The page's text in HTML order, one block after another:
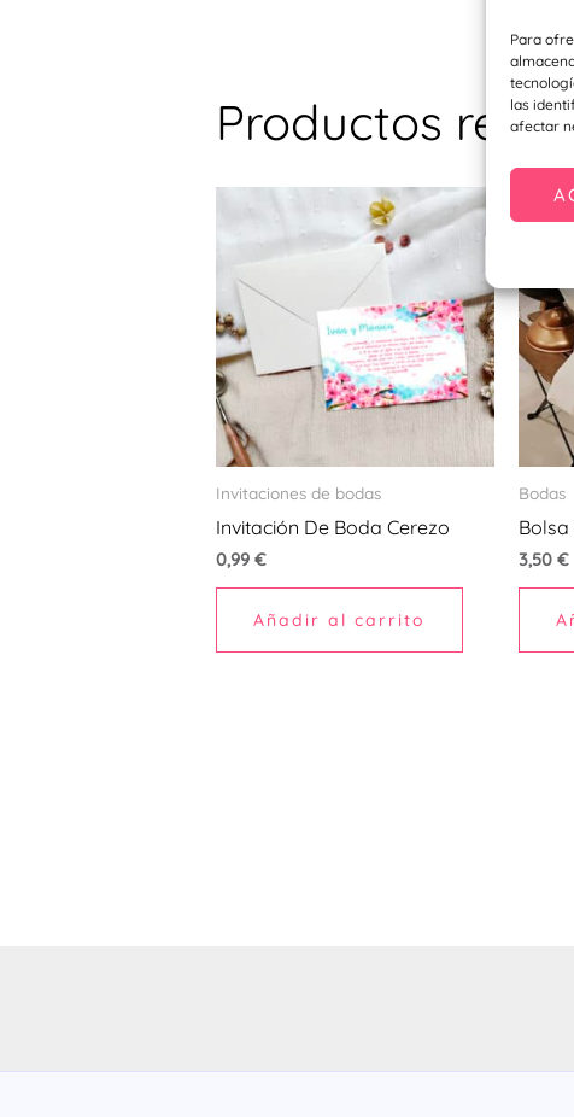
Para
las
afectar
Productos
Invitaciones de bodas
Invitación De Boda Cerezo
0,99 €
Añadir al carrito
Bodas
3,50€